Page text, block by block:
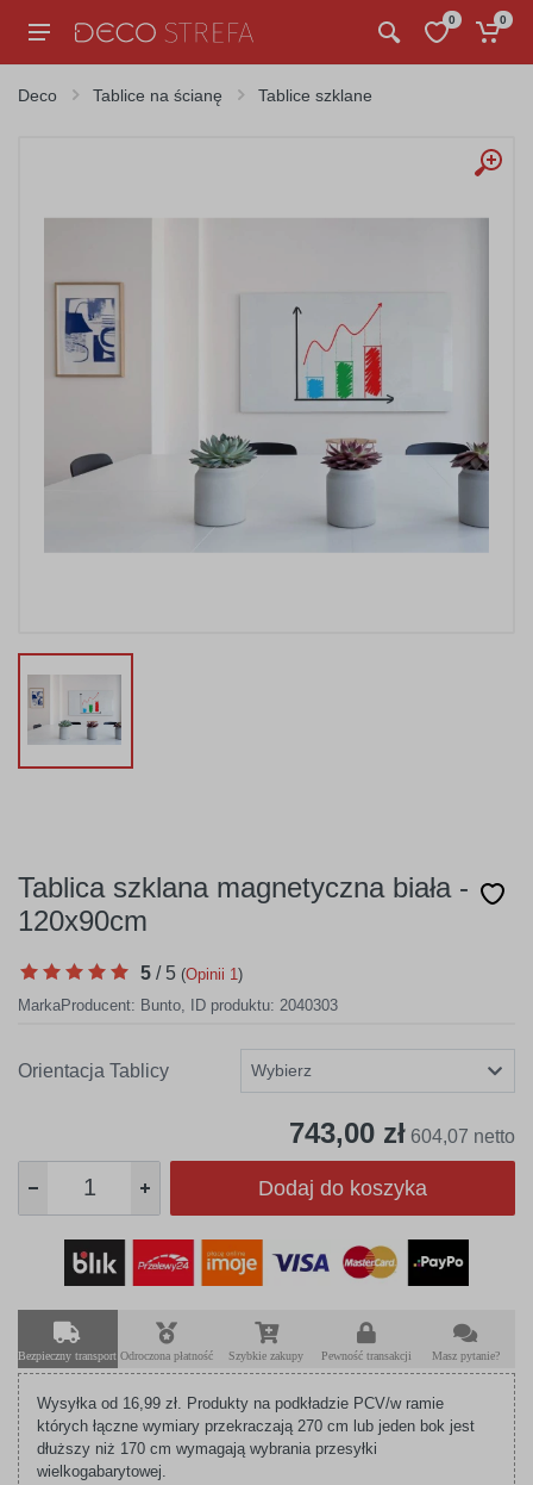
0 0
Deco Tablice na ścianę Tablice szklane
Tablica szklana magnetyczna biała -
120x90cm
5 / 5 (Opinii 1)
MarkaProducent: Bunto, ID produktu: 2040303
Orientacja Tablicy
743,00 zł 604,07 netto
Dodaj do koszyka
Bezpieczny transport Odroczona płatność Szybkie zakupy Pewność transakcji Masz pytanie?
Wysyłka od 16,99 zł. Produkty na podkładzie PCV/w ramie
których łączne wymiary przekraczają 270 cm lub jeden bok jest
dłuższy niż 170 cm wymagają wybrania przesyłki
wielkogabarytowej.